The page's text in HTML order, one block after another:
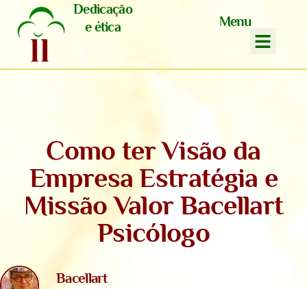
Dedicação
e ética
Menu
Como ter Visão da
Empresa Estratégia e
Missão Valor Bacellart
Psicólogo
Bacellart